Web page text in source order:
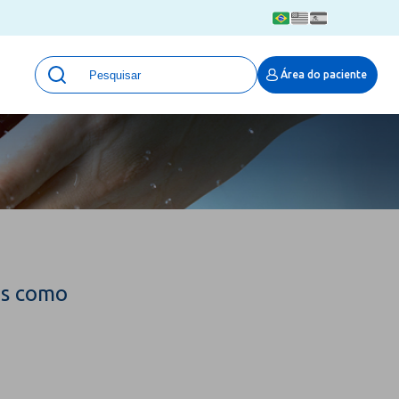
Área do paciente
Unidades
Qualidade e Segurança em saúde
Portal Pesquisa
Programa de Qualidade em Pesquisa
(ProQuali)
como